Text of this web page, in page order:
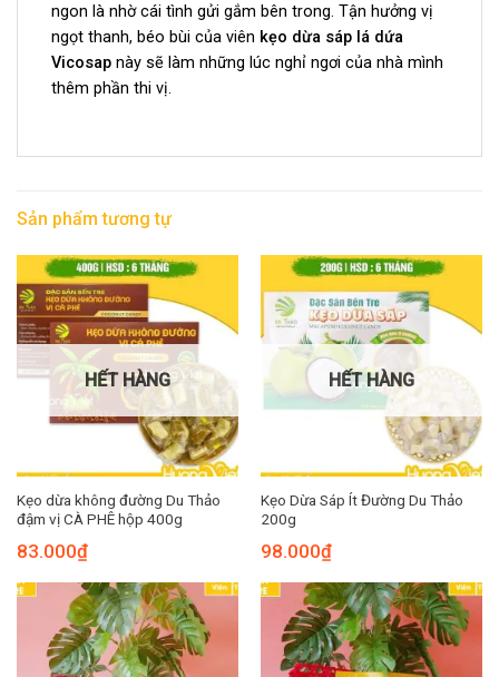
ngon là nhờ cái tình gửi gắm bên trong. Tận hưởng vị
ngọt thanh, béo bùi của viên kẹo dừa sáp lá dứa
Vicosap này sẽ làm những lúc nghỉ ngơi của nhà mình
thêm phần thi vị.
Sản phẩm tương tự
HẾT HÀNG
Kẹo dừa không đường Du Thảo
đậm vị CÀ PHÊ hộp 400g
83.000₫
HẾT HÀNG
Kẹo Dừa Sáp Ít Đường Du Thảo
200g
98.000₫